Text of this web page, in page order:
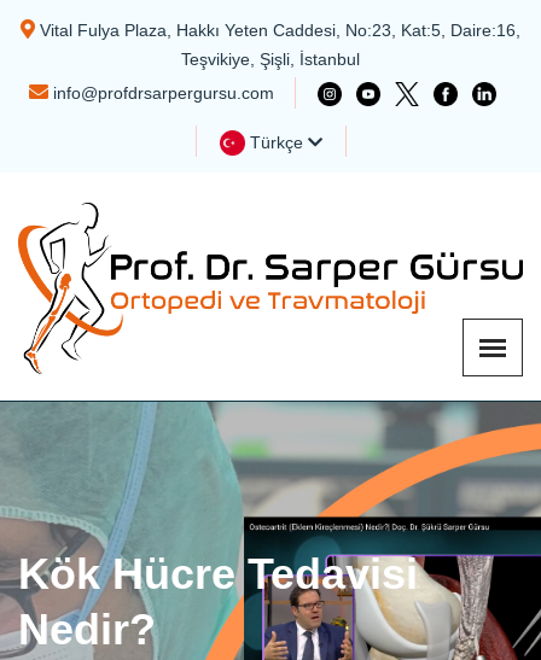
Vital Fulya Plaza, Hakkı Yeten Caddesi, No:23, Kat:5, Daire:16,
Teşvikiye, Şişli, İstanbul
info@profdrsarpergursu.com
Türkçe
Kök Hücre Tedavisi
Nedir?